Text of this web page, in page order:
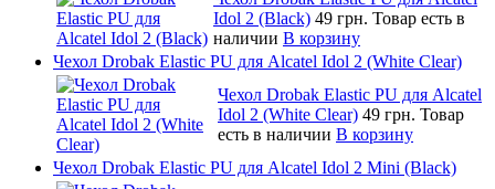
Idol 2 (Black) 49 грн. Товар есть в
наличии В корзину
Чехол Drobak Elastic PU для Alcatel Idol 2 (White Clear)
Чехол Drobak Elastic PU для Alcatel
Idol 2 (White Clear) 49 грн. Товар
есть в наличии В корзину
Чехол Drobak Elastic PU для Alcatel Idol 2 Mini (Black)